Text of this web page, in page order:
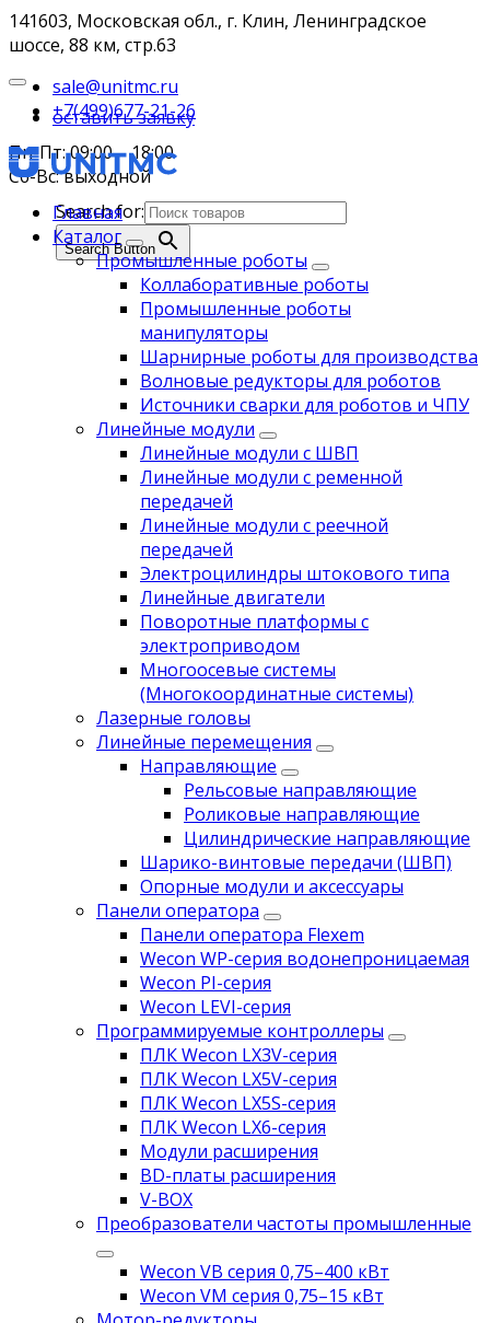
141603, Московская обл., г. Клин, Ленинградское
шоссе, 88 км, стр.63
sale@unitmc.ru
+7(499)677-21-26
Пн-Пт: 09:00 – 18:00
Сб-Вс: выходной
Search for:
Search Button
оставить заявку
Главная
Каталог
Промышленные роботы
Коллаборативные роботы
Промышленные роботы
манипуляторы
Шарнирные роботы для производства
Волновые редукторы для роботов
Источники сварки для роботов и ЧПУ
Линейные модули
Линейные модули с ШВП
Линейные модули с ременной
передачей
Линейные модули с реечной
передачей
Электроцилиндры штокового типа
Линейные двигатели
Поворотные платформы с
электроприводом
Многоосевые системы
(Многокоординатные системы)
Лазерные головы
Линейные перемещения
Направляющие
Рельсовые направляющие
Роликовые направляющие
Цилиндрические направляющие
Шарико-винтовые передачи (ШВП)
Опорные модули и аксессуары
Панели оператора
Панели оператора Flexem
Wecon WP-серия водонепроницаемая
Wecon PI-серия
Wecon LEVI-серия
Программируемые контроллеры
ПЛК Wecon LX3V-серия
ПЛК Wecon LX5V-серия
ПЛК Wecon LX5S-серия
ПЛК Wecon LX6-серия
Модули расширения
BD-платы расширения
V-BOX
Преобразователи частоты промышленные
Wecon VB серия 0,75–400 кВт
Wecon VM серия 0,75–15 кВт